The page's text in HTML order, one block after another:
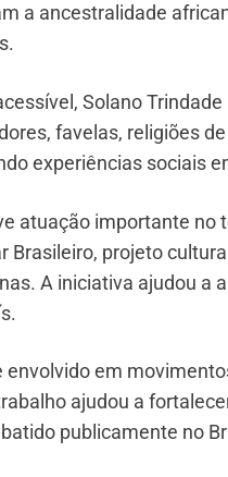
a ancestralidade
Solano
favelas, religiões
experiências sociais
atuação importante no
Brasileiro, projeto
A iniciativa ajudou a
em
ajudou a
publicamente no